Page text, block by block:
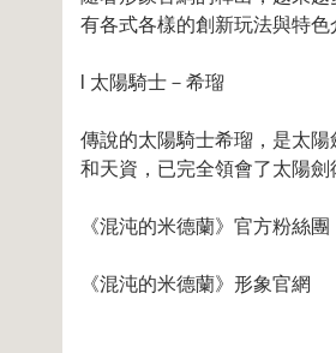
有各式各樣的創新玩法與特
l 太陽騎士－希瑠
傳說的太陽騎士希瑠，是太
和天資，已完全領會了太陽劍
《混沌的米德蘭》官方粉絲團
《混沌的米德蘭》形象官網